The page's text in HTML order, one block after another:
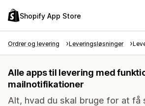
Shopify App Store
Ordrer og levering Leveringsløsninger
Alle apps til levering med
mailnotifikationer
Alt, hvad du skal bruge for at få